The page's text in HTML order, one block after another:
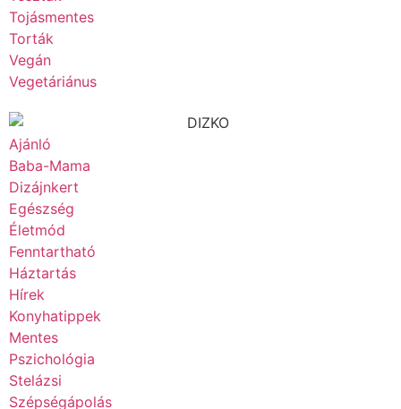
Tojásmentes
Torták
Vegán
Vegetáriánus
Ajánló
Baba-Mama
Dizájnkert
Egészség
Életmód
Fenntartható
Háztartás
Hírek
Konyhatippek
Mentes
Pszichológia
Stelázsi
Szépségápolás